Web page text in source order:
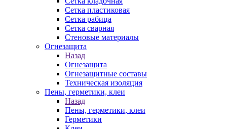
Сетка пластиковая
Сетка рабица
Сетка сварная
Стеновые материалы
Огнезащита
Назад
Огнезащита
Огнезащитные составы
Техническая изоляция
Пены, герметики, клеи
Назад
Пены, герметики, клеи
Герметики